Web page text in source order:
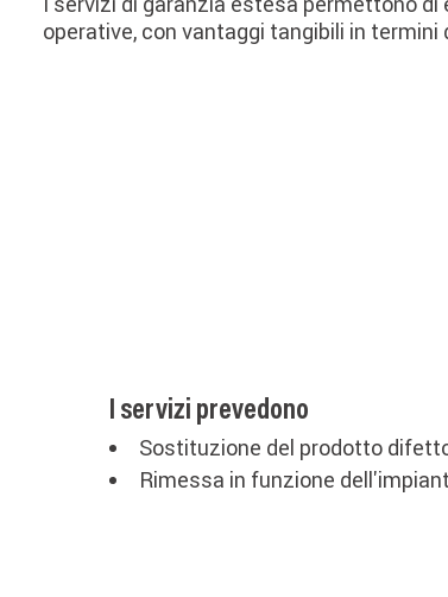
operative, con vantaggi tangibili in
I servizi prevedono
Sostituzione del prodotto
Rimessa in funzione